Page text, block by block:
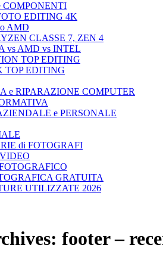
COMPONENTI
EDITING 4K
AMD
CLASSE 7, ZEN 4
vs AMD vs INTEL
TOP EDITING
TOP EDITING
e RIPARAZIONE COMPUTER
e PERSONALE
di FOTOGRAFI
GRATUITA
UTILIZZATE 2026
footer –